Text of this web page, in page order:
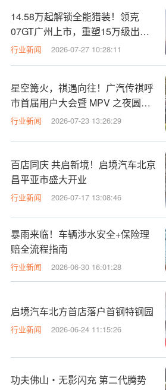
14.58万起解锁全能猎装！领克
07GT广州上市，重塑15万级出行
性价比标杆
行业新闻 2026-07-27 10:28:11
星空篝火，祺遇向往！广汽传祺呼
市首届用户大会暨 MPV 之夜圆满
落幕
行业新闻 2026-07-23 13:26:29
百店同庆 共启新境！启境汽车北京
昌平亚市盛大开业
行业新闻 2026-07-17 13:08:46
暴雨来临！车辆涉水安全+保险理
赔全流程指南
行业新闻 2026-06-30 16:01:28
启境汽车北方首店落户首钢特钢园
行业新闻 2026-06-24 11:15:26
功夫佛山・无影闪充 第二代腾势